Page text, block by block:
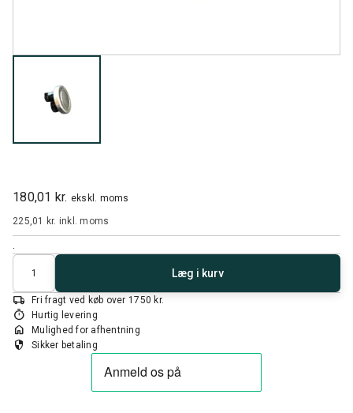
180,01 kr. ekskl. moms
225,01 kr. inkl. moms
Antal
Læg i kurv
local_shipping Fri fragt ved køb over 1750 kr.
timer Hurtig levering
home Mulighed for afhentning
security Sikker betaling